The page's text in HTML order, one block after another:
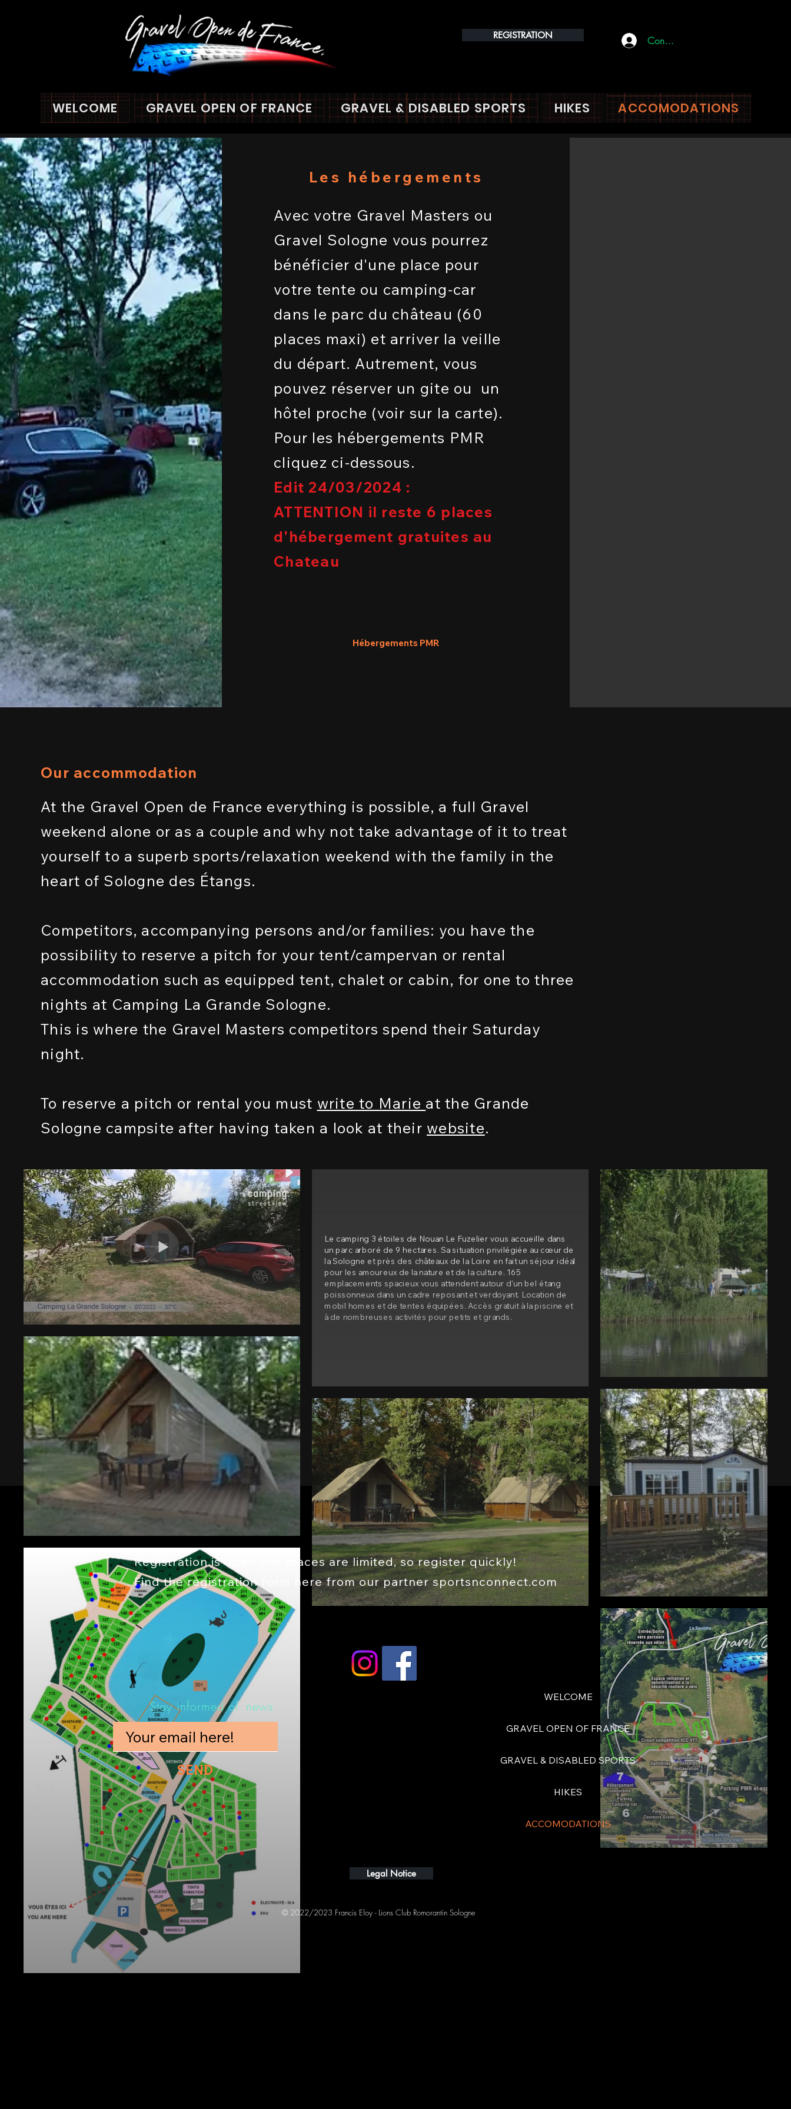
REGISTRATION Connect
WELCOME GRAVEL OPEN OF FRANCE GRAVEL & DISABLED SPORTS HIKES ACCOMODATIONS
Les hébergements
Avec votre Gravel Masters ou
Gravel Sologne vous pourrez
bénéficier d'une place pour
votre tente ou camping-car
dans le parc du château (60
places maxi) et arriver la veille
du départ. Autrement, vous
pouvez réserver un gite ou un
hôtel proche (voir sur la carte).
Pour les hébergements PMR
cliquez ci-dessous.
Edit 24/03/2024 :
ATTENTION il reste 6 places
d'hébergement gratuites au
Chateau
Hébergements PMR
Our accommodation
At the Gravel Open de France everything is possible, a full Gravel
weekend alone or as a couple and why not take advantage of it to treat
yourself to a superb sports/relaxation weekend with the family in the
heart of Sologne des Étangs.
Competitors, accompanying persons and/or families: you have the
possibility to reserve a pitch for your tent/campervan or rental
accommodation such as equipped tent, chalet or cabin, for one to three
nights at Camping La Grande Sologne.
This is where the Gravel Masters competitors spend their Saturday
night.
To reserve a pitch or rental you must write to Marie at the Grande
Sologne campsite after having taken a look at their website.
Le camping 3 étoiles de Nouan Le Fuzelier vous accueille dans
un parc arboré de 9 hectares. Sa situation privilégiée au cœur de
la Sologne et près des châteaux de la Loire en fait un séjour idéal
pour les amoureux de la nature et de la culture. 165
emplacements spacieux vous attendent autour d'un bel étang
poissonneux dans un cadre reposant et verdoyant. Location de
mobil homes et de tentes équipées. Accès gratuit à la piscine et
à de nombreuses activités pour petits et grands.
Registration is open and places are limited, so register quickly!
Find the registration form here from our partner sportsnconnect.com
Stay informed of news
SEND
WELCOME
GRAVEL OPEN OF FRANCE
GRAVEL & DISABLED SPORTS
HIKES
ACCOMODATIONS
Legal Notice
© 2022/2023 Francis Eloy - Lions Club Romorantin Sologne